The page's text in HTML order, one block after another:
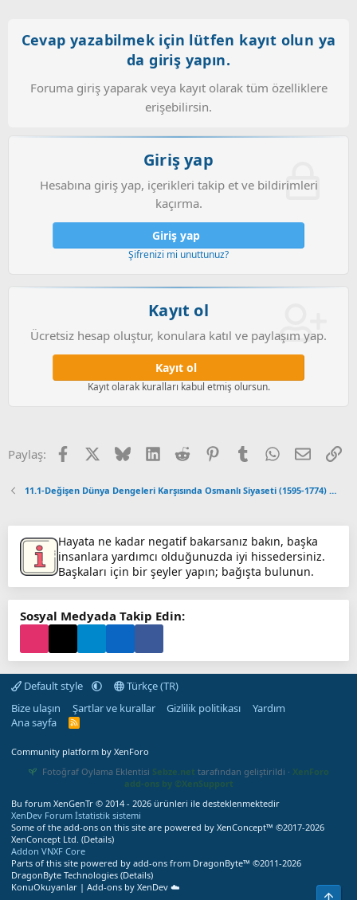
Cevap yazabilmek için lütfen kayıt olun ya
da giriş yapın.
Foruma giriş yaparak veya kayıt olarak tüm özelliklere
erişebilirsin.
Giriş yap
Hesabına giriş yap, içerikleri takip et ve bildirimleri
kaçırma.
Giriş yap
Şifrenizi mi unuttunuz?
Kayıt ol
Ücretsiz hesap oluştur, konulara katıl ve paylaşım yap.
Kayıt ol
Kayıt olarak kuralları kabul etmiş olursun.
Paylaş: FacebookX (Twitter)
BlueskyLinkedInReddit PinterestTumblr WhatsApp
E-posta
11.1-Değişen Dünya Dengeleri Karşısında Osmanlı Siyaseti (1595-1774) Ünitesi E&P&P
Hayata ne kadar negatif bakarsanız bakın, başka
insanlara yardımcı olduğunuzda iyi hissedersiniz.
Başkaları için bir şeyler yapın; bağışta bulunun.
Sosyal Medyada Takip Edin:
Default style
Türkçe (TR)
Bize ulaşın
Şartlar ve kurallar Gizlilik politikası
Yardım
Ana sayfa
R
Community platform by XenForo
Fotoğraf Oylama Eklentisi Sebze.net tarafından geliştirildi · XenForo
add-ons by ©XenSupport
Bu forum XenGenTr © 2014 - 2026 ürünleri ile desteklenmektedir
XenDev Forum İstatistik sistemi
Some of the add-ons on this site are powered by XenConcept™ ©2017-2026
XenConcept Ltd. (Details)
Addon VNXF Core
Parts of this site powered by add-ons from DragonByte™ ©2011-2026
DragonByte Technologies (Details)
KonuOkuyanlar | Add-ons by XenDev ☁️